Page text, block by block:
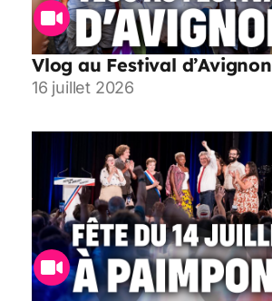
Vlog au Festival d’Avignon
16 juillet 2026